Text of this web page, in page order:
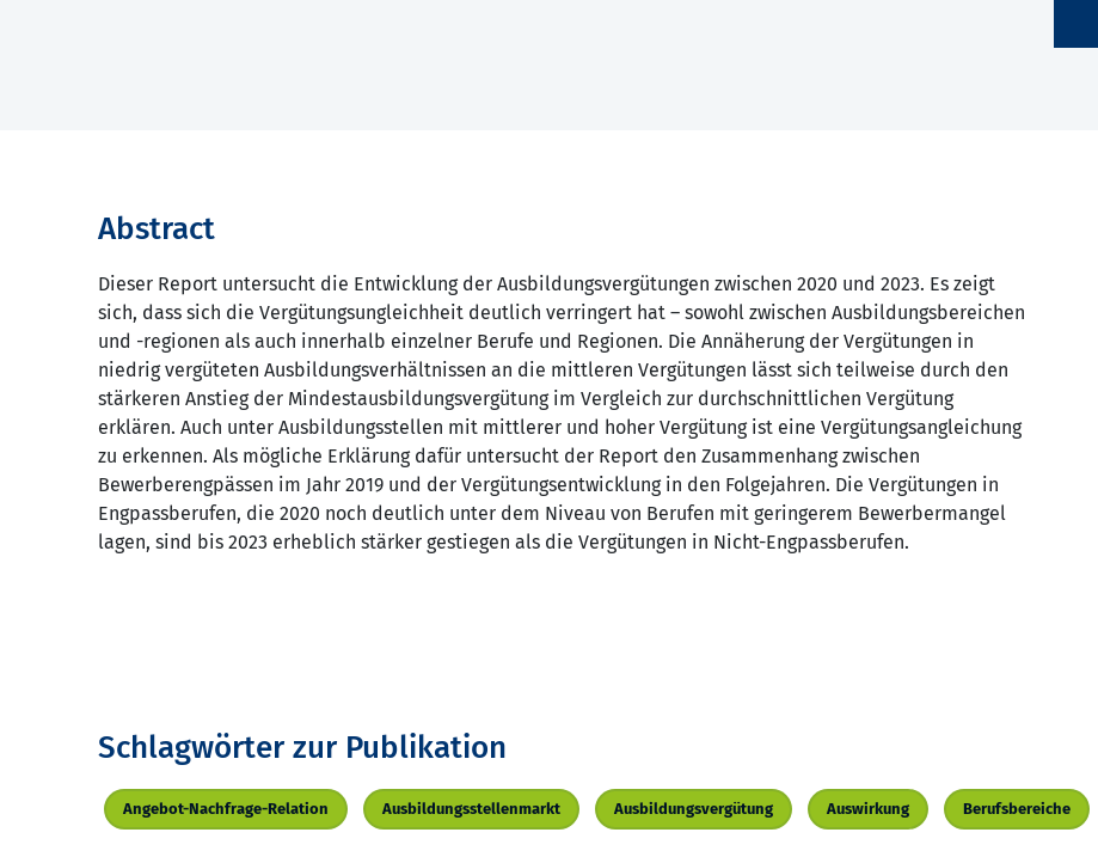
Abstract
Dieser Report untersucht die Entwicklung der Ausbildungsvergütungen zwischen 2020 und 2023. Es zeigt
sich, dass sich die Vergütungsungleichheit deutlich verringert hat – sowohl zwischen Ausbildungsbereichen
und -regionen als auch innerhalb einzelner Berufe und Regionen. Die Annäherung der Vergütungen in
niedrig vergüteten Ausbildungsverhältnissen an die mittleren Vergütungen lässt sich teilweise durch den
stärkeren Anstieg der Mindestausbildungsvergütung im Vergleich zur durchschnittlichen Vergütung
erklären. Auch unter Ausbildungsstellen mit mittlerer und hoher Vergütung ist eine Vergütungsangleichung
zu erkennen. Als mögliche Erklärung dafür untersucht der Report den Zusammenhang zwischen
Bewerberengpässen im Jahr 2019 und der Vergütungsentwicklung in den Folgejahren. Die Vergütungen in
Engpassberufen, die 2020 noch deutlich unter dem Niveau von Berufen mit geringerem Bewerbermangel
lagen, sind bis 2023 erheblich stärker gestiegen als die Vergütungen in Nicht-Engpassberufen.
Schlagwörter zur Publikation
Angebot-Nachfrage-Relation Ausbildungsstellenmarkt Ausbildungsvergütung Auswirkung Berufsbereiche